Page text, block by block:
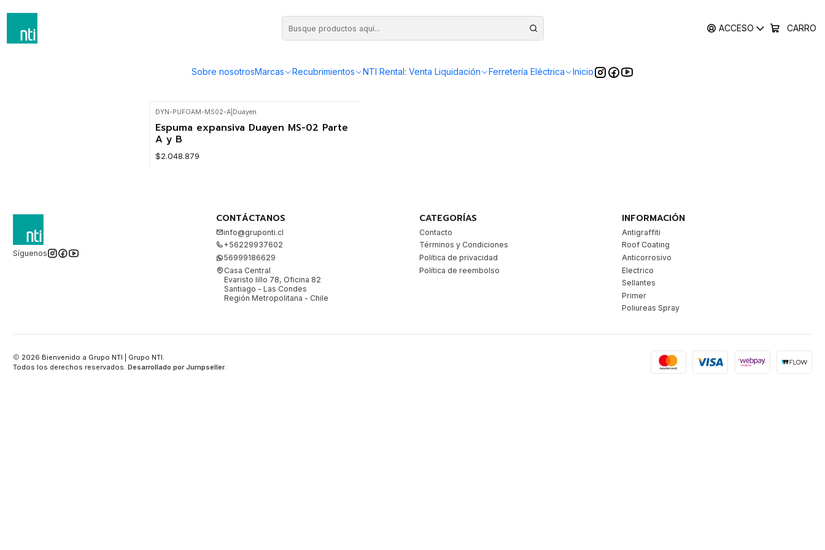
ACCESO CARRO
Sobre nosotrosMarcas Recubrimientos NTI Rental: Venta Liquidación Ferretería Eléctrica Inicio
Inicio
Aislante
DYN-PUFOAM-MS02-A Duayen
Espuma expansiva Duayen MS-02 Parte
A y B
$2.048.879
Síguenos
CONTÁCTANOS
info@gruponti.cl
+56229937602
56999186629
Casa Central
Evaristo lillo 78, Oficina 82
Santiago - Las Condes
Región Metropolitana - Chile
CATEGORÍAS
Contacto
Términos y Condiciones
Política de privacidad
Política de reembolso
INFORMACIÓN
Antigraffiti
Roof Coating
Anticorrosivo
Electrico
Sellantes
Primer
Poliureas Spray
2026 Bienvenido a Grupo NTI | Grupo NTI.
Todos los derechos reservados. Desarrollado por Jumpseller.